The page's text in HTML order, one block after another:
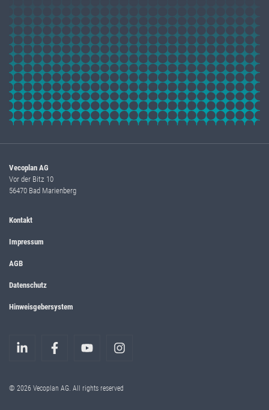
Vecoplan AG
Vor der Bitz 10
56470 Bad Marienberg
Kontakt
Impressum
AGB
Datenschutz
Hinweisgebersystem
© 2026 Vecoplan AG. All rights reserved